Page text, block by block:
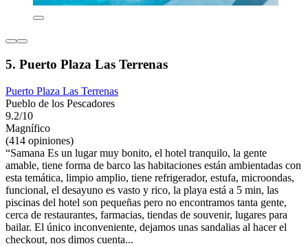
5. Puerto Plaza Las Terrenas
Puerto Plaza Las Terrenas
Pueblo de los Pescadores
9.2/10
Magnífico
(414 opiniones)
“Samana Es un lugar muy bonito, el hotel tranquilo, la gente
amable, tiene forma de barco las habitaciones están ambientadas con
esta temática, limpio amplio, tiene refrigerador, estufa, microondas,
funcional, el desayuno es vasto y rico, la playa está a 5 min, las
piscinas del hotel son pequeñas pero no encontramos tanta gente,
cerca de restaurantes, farmacias, tiendas de souvenir, lugares para
bailar. El único inconveniente, dejamos unas sandalias al hacer el
checkout, nos dimos cuenta...